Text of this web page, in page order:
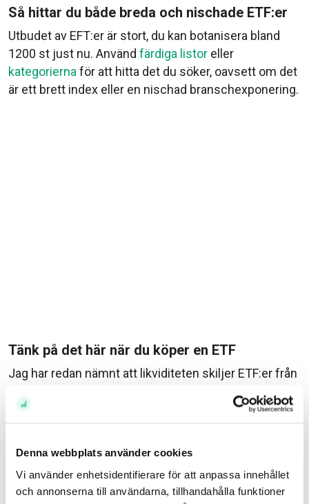
Denna webbplats använder cookies
Vi använder enhetsidentifierare för att anpassa innehållet
och annonserna till användarna, tillhandahålla funktioner
Så hittar du både breda och nischade ETF:er
Utbudet av EFT:er är stort, du kan botanisera bland
1200 st just nu. Använd färdiga listor eller
kategorierna för att hitta det du söker, oavsett om det
är ett brett index eller en nischad branschexponering.
Tänk på det här när du köper en ETF
Jag har redan nämnt att likviditeten skiljer ETF:er från
känna till. Till att börja med är de flesta ETF:er passivt
låga. Glöm inte att du också betalar courtage – precis
som när du handlar aktier – när du köper och säljer de
här börshandlade produkterna. ETF:er handlas också